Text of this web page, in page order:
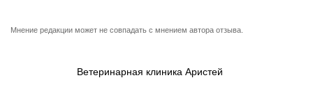
Мнение редакции может не совпадать с мнением автора отзыва.
Ветеринарная клиника Аристей